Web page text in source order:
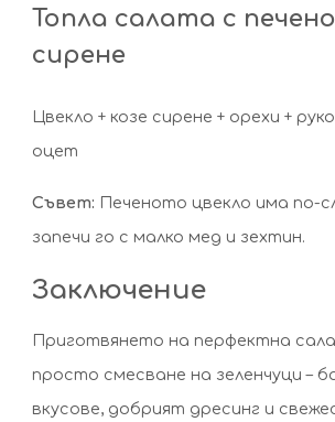
Топла салата с
сирене
Цвекло + козе сирене + орехи +
оцет
Съвет: Печеното цвекло има по-
запечи го с малко мед и зехтин.
Заключение
Приготвянето на перфектна
просто смесване на зеленчуци –
вкусове, добрият дресинг и